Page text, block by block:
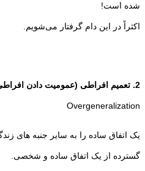
شده است!
اکثراً در این دام گرفتار می‌شویم.
2. تعمیم افراطی (عمومیت دادن افراطی)
Overgeneralization
یک اتفاق ساده را به سایر جنبه های
گسترده از یک اتفاق ساده و شخصی.